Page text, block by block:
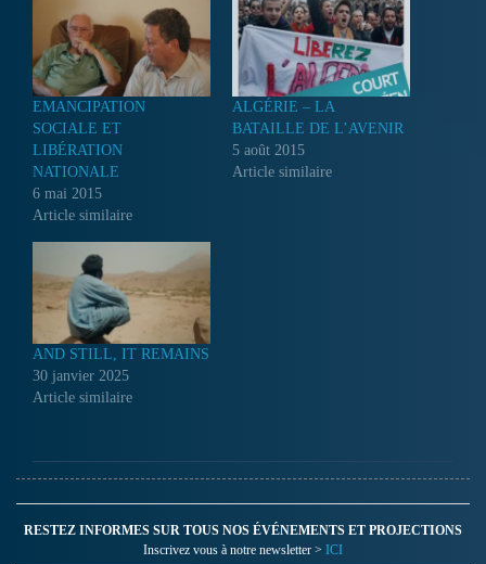
EMANCIPATION
SOCIALE ET
LIBÉRATION
NATIONALE
6 mai 2015
Article similaire
ALGÉRIE – LA
BATAILLE DE L’AVENIR
5 août 2015
Article similaire
AND STILL, IT REMAINS
30 janvier 2025
Article similaire
RESTEZ INFORMES SUR TOUS NOS ÉVÉNEMENTS ET PROJECTIONS
Inscrivez vous à notre newsletter > ICI